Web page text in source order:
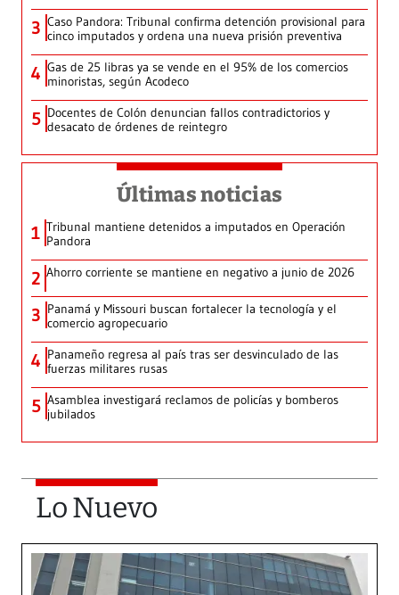
3 Caso Pandora: Tribunal confirma detención provisional para
cinco imputados y ordena una nueva prisión preventiva
4 Gas de 25 libras ya se vende en el 95% de los comercios
minoristas, según Acodeco
5 Docentes de Colón denuncian fallos contradictorios y
desacato de órdenes de reintegro
Últimas noticias
1 Tribunal mantiene detenidos a imputados en Operación
Pandora
2 Ahorro corriente se mantiene en negativo a junio de 2026
3 Panamá y Missouri buscan fortalecer la tecnología y el
comercio agropecuario
4 Panameño regresa al país tras ser desvinculado de las
fuerzas militares rusas
5 Asamblea investigará reclamos de policías y bomberos
jubilados
Lo Nuevo